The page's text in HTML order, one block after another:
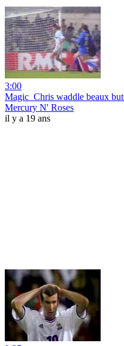
3:00
Magic_Chris waddle beaux
Mercury N' Roses
il y a 19 ans